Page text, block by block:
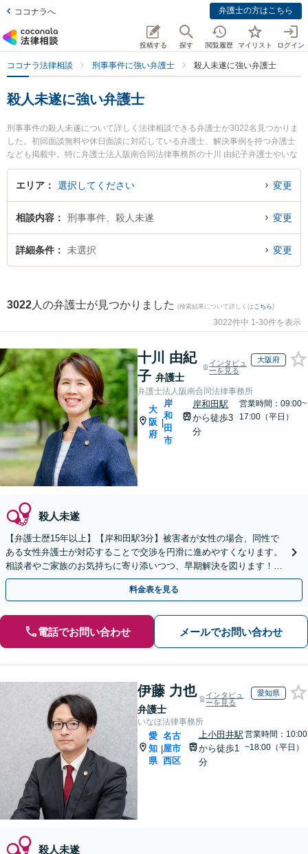
ココナラへ 弁護士の方はこちら
投稿する 探す 閲覧履歴 マイリスト ログイン
ココナラ法律相談 刑事事件に強い弁護士 殺人未遂に強い弁護士
殺人未遂に強い弁護士
刑事事件の殺人未遂について詳しく法律相談できる弁護士が3022名見つかりま
した。初回面談無料や休日面談に対応している弁護士、解決事例を持つ弁護士
なども掲載中。特に弁護士法人阪南合同法律事務所の十川 由紀子弁護士やいな
ほ法律事務所の伊藤 力也弁護士、ベリーベスト法律事務所の三村 勇人弁護士の
プロフィール情報や弁護士費用、強みなどが注目されています。東京や大阪、
名古屋といった大都市圏の弁護士から福岡、札幌、仙台といった中核都市まで
い。『東京都内で土日や夜間に発生した殺人未遂のトラブルを今すぐに弁護士
に相談したい』『殺人未遂のトラブル解決の実績豊富な大阪の弁護士を検索し
たい』『初回相談無料で殺人未遂の問題を法律相談できる名古屋市内の弁護士
エリア 選択してください 変更
相談内容 刑事事件、殺人未遂 変更
詳細条件 未選択 変更
3022 人の弁護士が見つかりました (検索結果について詳しくは こちら)
3022件中 1-30件を表示
十川 由紀
子 弁護士
インタビュ
ーを見る
大阪府
弁護士法人阪南合同法律事務所
大
阪
府
|
岸
和
田
市
岸和田駅
から徒歩3
分
営業時間：09:00~
17:00（平日）
殺人未遂
【弁護士歴15年以上】【岸和田駅3分】被害者が女性の場合、同性で
ある女性弁護士が対応することで交渉を円滑に進めやすくなります。
相談者やご家族のお気持ちに寄り添いつつ、早期解決を図ります！わ
いせつ事件の示談交渉、少年事件など【分割払い可】
料金表を見る
電話でお問い合わせ メールでお問い合わせ
伊藤 力也
弁護士
インタビュ
ーを見る
愛知県
いなほ法律事務所
愛
知
県
|
名古
屋市
西区
上小田井駅
から徒歩1
分
営業時間：10:00
~18:00（平日）
殺人未遂